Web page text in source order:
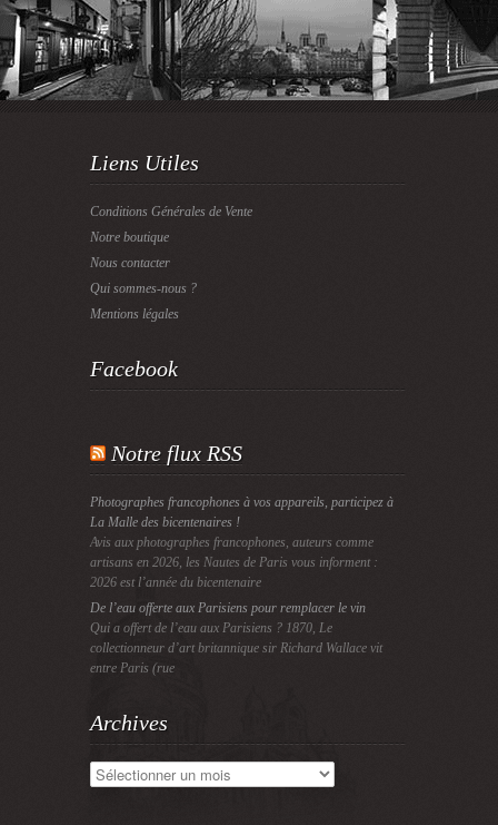
Liens Utiles
Conditions Générales de Vente
Notre boutique
Nous contacter
Qui sommes-nous ?
Mentions légales
Facebook
Notre flux RSS
Photographes francophones à vos appareils, participez à
La Malle des bicentenaires !
Avis aux photographes francophones, auteurs comme
artisans en 2026, les Nautes de Paris vous informent :
2026 est l’année du bicentenaire
De l’eau offerte aux Parisiens pour remplacer le vin
Qui a offert de l’eau aux Parisiens ? 1870, Le
collectionneur d’art britannique sir Richard Wallace vit
entre Paris (rue
Archives
Archives